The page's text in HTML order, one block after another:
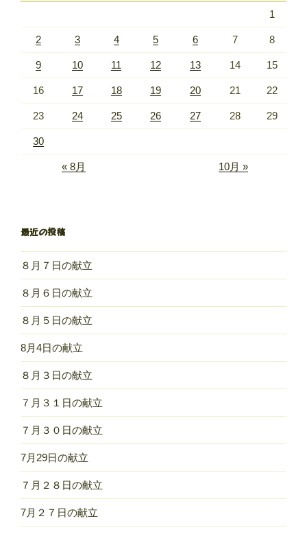
1
2 3 4 5 6 7 8
9 10 11 12 13 14 15
16 17 18 19 20 21 22
23 24 25 26 27 28 29
30
« 8月 10月 »
最近の投稿
８月７日の献立
８月６日の献立
８月５日の献立
8月4日の献立
８月３日の献立
７月３１日の献立
７月３０日の献立
7月29日の献立
７月２８日の献立
7月２７日の献立